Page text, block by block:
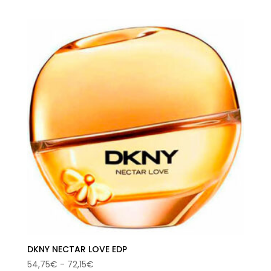
72,00€.40,17€.
DKNY NECTAR LOVE EDP
54,75€ - 72,15€Rango